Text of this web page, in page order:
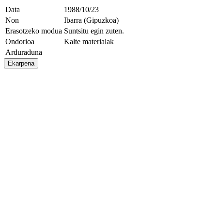
Data
1988/10/23
Non
Ibarra (Gipuzkoa)
Erasotzeko modua Suntsitu egin zuten.
Ondorioa
Kalte materialak
Arduraduna